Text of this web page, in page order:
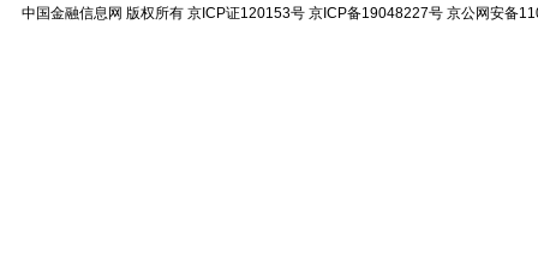
中国金融信息网 版权所有 京ICP证120153号 京ICP备19048227号 京公网安备